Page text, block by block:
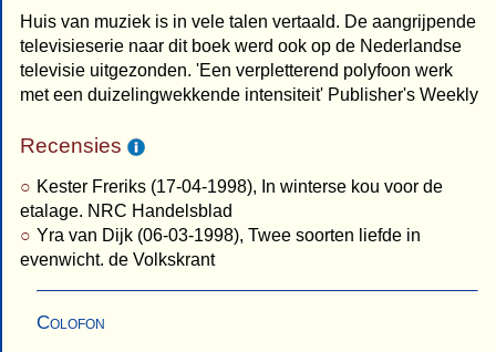
Huis van muziek is in vele talen vertaald. De aangrijpende
televisieserie naar dit boek werd ook op de Nederlandse
televisie uitgezonden. 'Een verpletterend polyfoon werk
met een duizelingwekkende intensiteit' Publisher's Weekly
Recensies
Kester Freriks (17-04-1998), In winterse kou voor de
etalage. NRC Handelsblad
Yra van Dijk (06-03-1998), Twee soorten liefde in
evenwicht. de Volkskrant
Colofon